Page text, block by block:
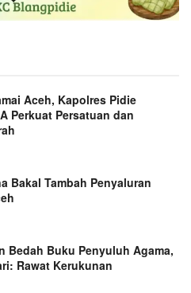
Aceh, Kapolres Pidie
Perkuat Persatuan dan
Bakal Tambah Penyaluran
Bedah Buku Penyuluh Agama,
Rawat Kerukunan